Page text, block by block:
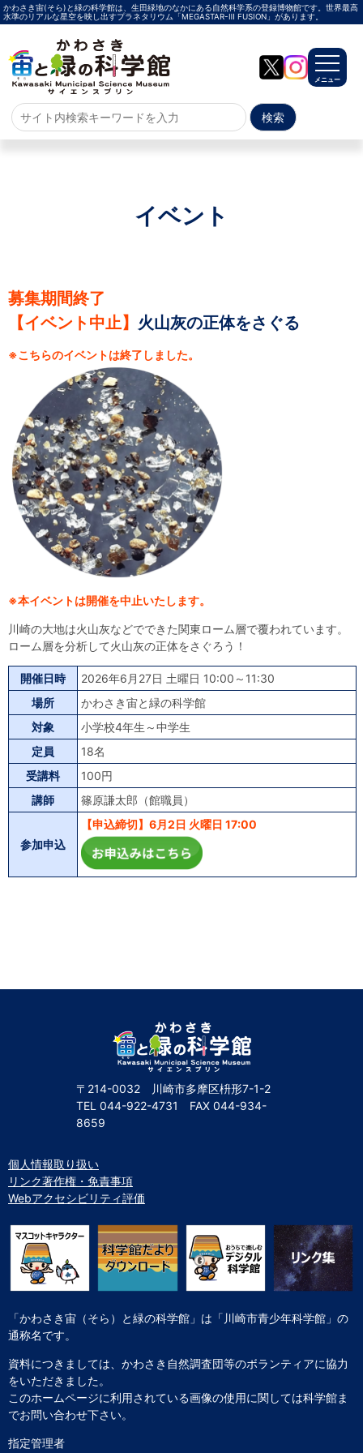
かわさき宙(そら)と緑の科学館は、生田緑地のなかにある自然科学系の登録博物館です。世界最高
水準のリアルな星空を映し出すプラネタリウム「MEGASTAR-Ⅲ FUSION」があります。
メニュー
ホーム
メガスターご紹介
投影メニュー
投影時間・料金
プラネタリウム解説員
イベント
当日参加
事前申込
その他
施設案内
屋外展示 D51形蒸気機関車
開館時間・プラネタリウム投影時間・観覧料
カフェ・ショップ
アクセス・駐車場
科学館資料の特別利用料
団体利用予約
学校団体
幼稚園・保育園団体
一般団体
かわさき星空ウォッチング
出前科学実験教室
プラネタリウム一般団体貸切利用「星空自由空間」
科学館概要
基本理念
沿革
計画・年報・評価・議事録
青少年科学館運営基本計画
年報
事業評価
議事録
研究資料
川崎市自然環境調査報告
生田緑地の植物
日本語 English
イベント
募集期間終了
【イベント中止】 火山灰の正体をさぐる
※こちらのイベントは終了しました。
※本イベントは開催を中止いたします。
川崎の大地は火山灰などでできた関東ローム層で覆われています。
ローム層を分析して火山灰の正体をさぐろう！
開催日時
2026年6月27日 土曜日 10:00～11:30
場所
かわさき宙と緑の科学館
対象
小学校4年生～中学生
定員
18名
受講料
100円
講師
篠原謙太郎（館職員）
参加申込
【申込締切】6月2日 火曜日 17:00
〒214-0032 川崎市多摩区枡形7-1-2
TEL 044-922-4731 FAX 044-934-
8659
個人情報取り扱い
リンク著作権・免責事項
Webアクセシビリティ評価
「かわさき宙（そら）と緑の科学館」は「川崎市青少年科学館」の
通称名です。
資料につきましては、かわさき自然調査団等のボランティアに協力
をいただきました。
このホームページに利用されている画像の使用に関しては科学館ま
でお問い合わせ下さい。
指定管理者